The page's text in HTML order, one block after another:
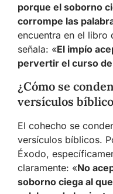
porque el soborno
corrompe las
encuentra en el libro
señala: «El impío
pervertir el curso
¿Cómo se
versículos
El cohecho se
versículos bíblicos.
Éxodo,
claramente: «No
soborno ciega al